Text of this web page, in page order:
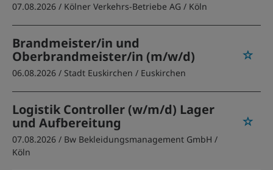
07.08.2026 / Kölner Verkehrs-Betriebe AG / Köln
Brandmeister/in und
Oberbrandmeister/in (m/w/d)
06.08.2026 / Stadt Euskirchen / Euskirchen
Logistik Controller (w/m/d) Lager
und Aufbereitung
07.08.2026 / Bw Bekleidungsmanagement GmbH /
Köln